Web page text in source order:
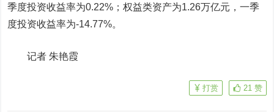
季度投资收益率为0.22%；权益类资产为1.26万亿元，一季
度投资收益率为-14.77%。
记者 朱艳霞
21 赞
打赏